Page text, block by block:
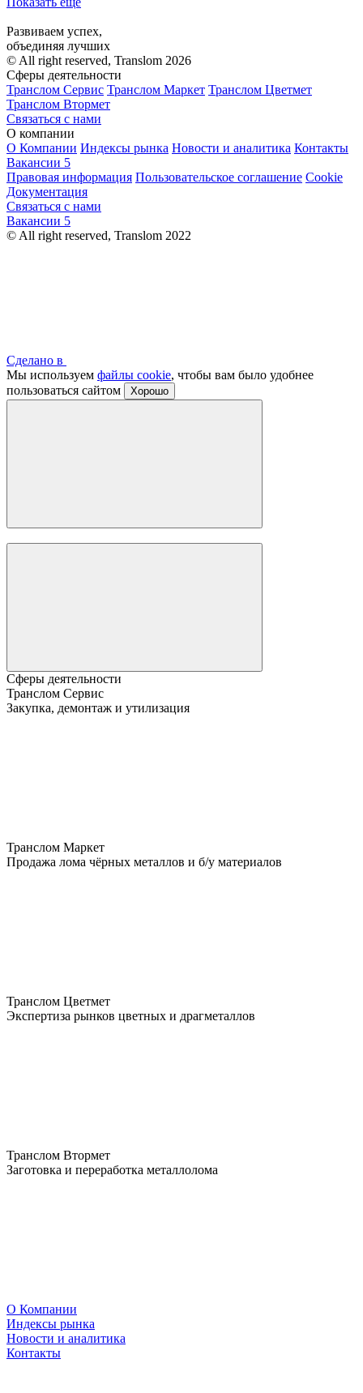
Развиваем успех,
объединяя лучших
© All right reserved, Translom 2026
Сферы деятельности
Транслом Сервис Транслом Маркет Транслом Цветмет
Транслом Втормет
Связаться с нами
О компании
О Компании Индексы рынка Новости и аналитика Контакты
Вакансии 5
Правовая информация Пользовательское соглашение Cookie
Документация
Связаться с нами
Вакансии 5
© All right reserved, Translom 2022
Сделано в
Мы используем файлы cookie, чтобы вам было удобнее
пользоваться сайтом
Хорошо
Сферы деятельности
Транслом Сервис
Закупка, демонтаж и утилизация
Транслом Маркет
Продажа лома чёрных металлов и б/у материалов
Транслом Цветмет
Экспертиза рынков цветных и драгметаллов
Транслом Втормет
Заготовка и переработка металлолома
О Компании
Индексы рынка
Новости и аналитика
Контакты